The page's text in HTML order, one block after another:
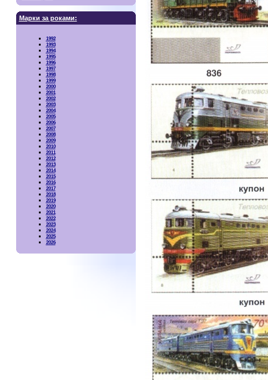
Марки за роками:
1992
1993
1994
1995
1996
1997
1998
1999
2000
2001
2002
2003
2004
2005
2006
2007
2008
2009
2010
2011
2012
2013
2014
2015
2016
2017
2018
2019
2020
2021
2022
2023
2024
2025
2026